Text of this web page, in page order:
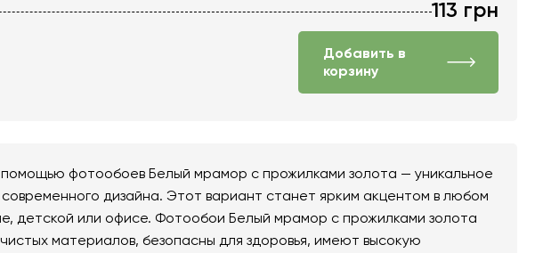
113 грн
Добавить в
корзину
фотообоев Белый мрамор с прожилками золота — уникальное
дизайна. Этот вариант станет ярким акцентом в любом
детской или офисе. Фотообои Белый мрамор с прожилками золота
чистых материалов, безопасны для здоровья, имеют высокую